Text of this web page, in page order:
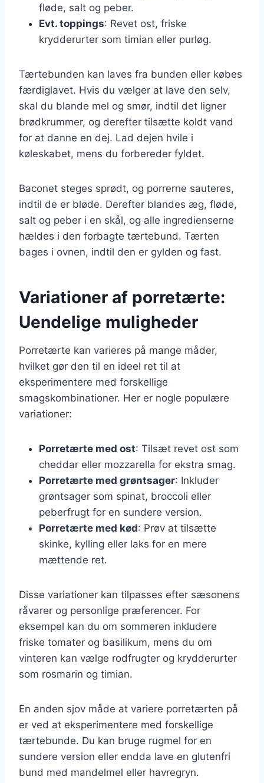
fløde, salt og peber.
Evt. toppings: Revet ost, friske
krydderurter som timian eller purløg.
Tærtebunden kan laves fra bunden eller købes
færdiglavet. Hvis du vælger at lave den selv,
skal du blande mel og smør, indtil det ligner
brødkrummer, og derefter tilsætte koldt vand
for at danne en dej. Lad dejen hvile i
køleskabet, mens du forbereder fyldet.
Baconet steges sprødt, og porrerne sauteres,
indtil de er bløde. Derefter blandes æg, fløde,
salt og peber i en skål, og alle ingredienserne
hældes i den forbagte tærtebund. Tærten
bages i ovnen, indtil den er gylden og fast.
Variationer af porretærte:
Uendelige muligheder
Porretærte kan varieres på mange måder,
hvilket gør den til en ideel ret til at
eksperimentere med forskellige
smagskombinationer. Her er nogle populære
variationer:
Porretærte med ost: Tilsæt revet ost som
cheddar eller mozzarella for ekstra smag.
Porretærte med grøntsager: Inkluder
grøntsager som spinat, broccoli eller
peberfrugt for en sundere version.
Porretærte med kød: Prøv at tilsætte
skinke, kylling eller laks for en mere
mættende ret.
Disse variationer kan tilpasses efter sæsonens
råvarer og personlige præferencer. For
eksempel kan du om sommeren inkludere
friske tomater og basilikum, mens du om
vinteren kan vælge rodfrugter og krydderurter
som rosmarin og timian.
En anden sjov måde at variere porretærten på
er ved at eksperimentere med forskellige
tærtebunde. Du kan bruge rugmel for en
sundere version eller endda lave en glutenfri
bund med mandelmel eller havregryn.